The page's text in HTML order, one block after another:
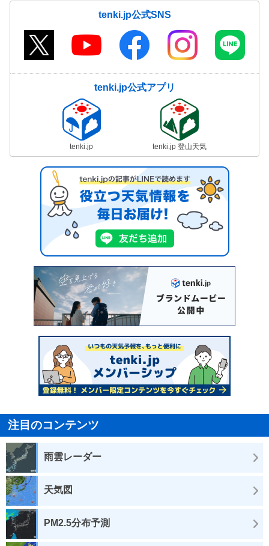
tenki.jp公式SNS
tenki.jp公式アプリ
tenki.jp tenki.jp 登山天気
注目のコンテンツ
雨雲レーダー
天気図
PM2.5分布予測